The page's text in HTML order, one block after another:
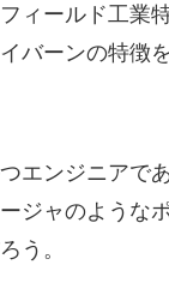
ィールド工業
バーンの特徴
エンジニアで
ジャのような
う。